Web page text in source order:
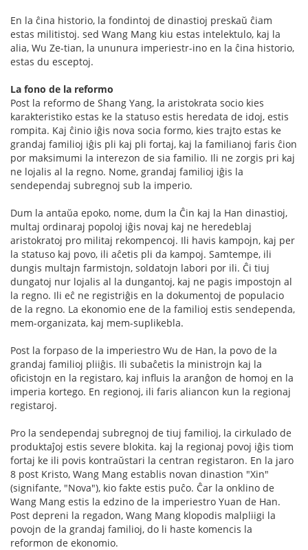
En la ĉina historio, la fondintoj de dinastioj preskaŭ ĉiam
estas militistoj. sed Wang Mang kiu estas intelektulo, kaj la
alia, Wu Ze-tian, la ununura imperiestr-ino en la ĉina historio,
estas du esceptoj.
La fono de la reformo
Post la reformo de Shang Yang, la aristokrata socio kies
karakteristiko estas ke la statuso estis heredata de idoj, estis
rompita. Kaj ĉinio iĝis nova socia formo, kies trajto estas ke
grandaj familioj iĝis pli kaj pli fortaj, kaj la familianoj faris ĉion
por maksimumi la interezon de sia familio. Ili ne zorgis pri kaj
ne lojalis al la regno. Nome, grandaj familioj iĝis la
sendependaj subregnoj sub la imperio.
Dum la antaŭa epoko, nome, dum la Ĉin kaj la Han dinastioj,
multaj ordinaraj popoloj iĝis novaj kaj ne heredeblaj
aristokratoj pro militaj rekompencoj. Ili havis kampojn, kaj per
la statuso kaj povo, ili aĉetis pli da kampoj. Samtempe, ili
dungis multajn farmistojn, soldatojn labori por ili. Ĉi tiuj
dungatoj nur lojalis al la dungantoj, kaj ne pagis impostojn al
la regno. Ili eĉ ne registriĝis en la dokumentoj de populacio
de la regno. La ekonomio ene de la familioj estis sendependa,
mem-organizata, kaj mem-suplikebla.
Post la forpaso de la imperiestro Wu de Han, la povo de la
grandaj familioj pliiĝis. Ili subaĉetis la ministrojn kaj la
oficistojn en la registaro, kaj influis la aranĝon de homoj en la
imperia kortego. En regionoj, ili faris aliancon kun la regionaj
registaroj.
Pro la sendependaj subregnoj de tiuj familioj, la cirkulado de
produktaĵoj estis severe blokita. kaj la regionaj povoj iĝis tiom
fortaj ke ili povis kontraŭstari la centran registaron. En la jaro
8 post Kristo, Wang Mang establis novan dinastion "Xin"
(signifante, "Nova"), kio fakte estis puĉo. Ĉar la onklino de
Wang Mang estis la edzino de la imperiestro Yuan de Han.
Post depreni la regadon, Wang Mang klopodis malpliigi la
povojn de la grandaj familioj, do li haste komencis la
reformon de ekonomio.